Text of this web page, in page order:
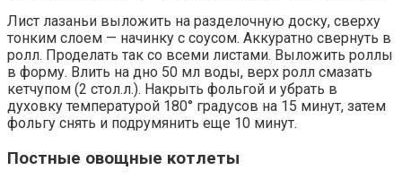
Лист лазаньи выложить на разделочную доску, сверху
тонким слоем — начинку с соусом. Аккуратно свернуть в
ролл. Проделать так со всеми листами. Выложить роллы
в форму. Влить на дно 50 мл воды, верх ролл смазать
кетчупом (2 стол.л.). Накрыть фольгой и убрать в
духовку температурой 180° градусов на 15 минут, затем
фольгу снять и подрумянить еще 10 минут.
Постные овощные котлеты